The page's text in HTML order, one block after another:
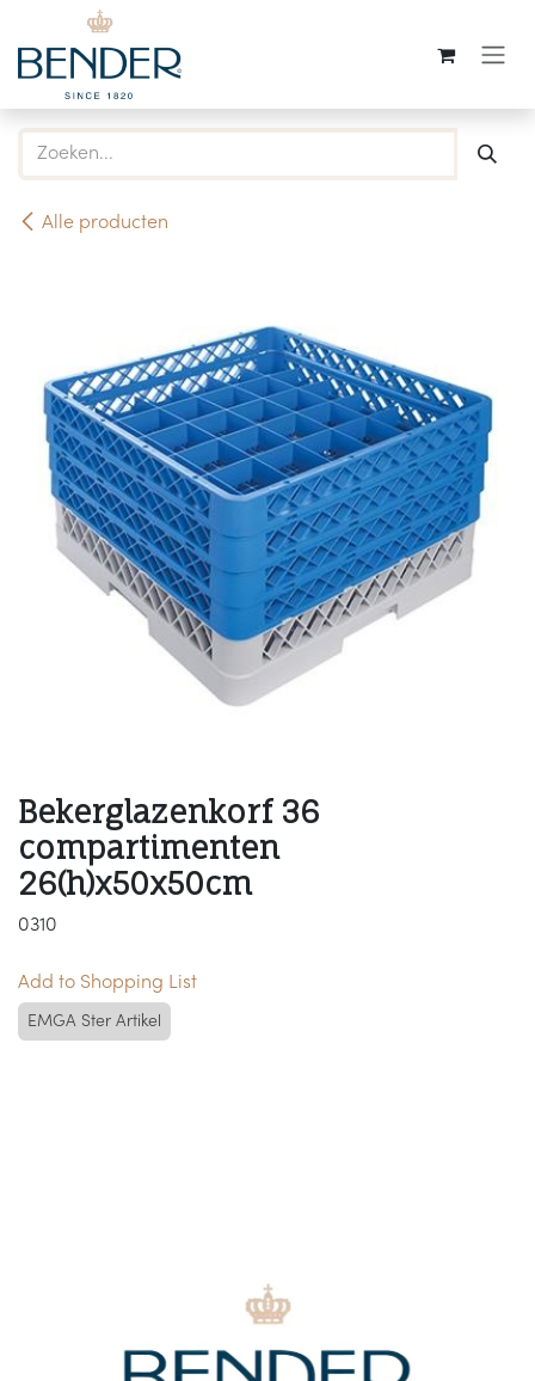
Overslaan naar inhoud
Alle producten
Bekerglazenkorf 36
compartimenten
26(h)x50x50cm
0310
Add to Shopping List
EMGA Ster Artikel